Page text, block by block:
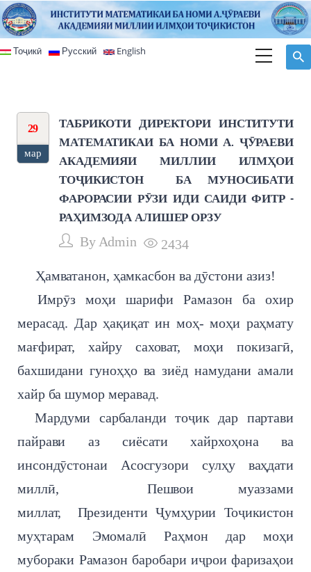
Перейти к основному содержанию
Тоҷикӣ Русский English
29
мар
ТАБРИКОТИ ДИРЕКТОРИ ИНСТИТУТИ
МАТЕМАТИКАИ БА НОМИ А. ҶӮРАЕВИ
АКАДЕМИЯИ МИЛЛИИ ИЛМҲОИ
ТОҶИКИСТОН БА МУНОСИБАТИ
ФАРОРАСИИ РӮЗИ ИДИ САИДИ ФИТР -
РАҲИМЗОДА АЛИШЕР ОРЗУ
By Admin 2434
Ҳамватанон, ҳамкасбон ва дӯстони азиз!
Имрӯз моҳи шарифи Рамазон ба охир
мерасад. Дар ҳақиқат ин моҳ- моҳи раҳмату
мағфират, хайру саховат, моҳи покизагӣ,
бахшидани гуноҳҳо ва зиёд намудани амали
хайр ба шумор меравад.
Мардуми сарбаланди тоҷик дар партави
пайрави аз сиёсати хайрхоҳона ва
инсондӯстонаи Асосгузори сулҳу ваҳдати
миллӣ, Пешвои муаззами
миллат, Президенти Ҷумҳурии Тоҷикистон
муҳтарам Эмомалӣ Раҳмон дар моҳи
мубораки Рамазон баробари иҷрои фаризаҳои